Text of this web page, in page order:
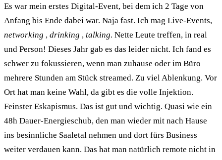
Es war mein erstes Digital-Event, bei dem ich 2 Tage von
Anfang bis Ende dabei war. Naja fast. Ich mag Live-Events,
networking , drinking , talking. Nette Leute treffen, in real
und Person! Dieses Jahr gab es das leider nicht. Ich fand es
schwer zu fokussieren, wenn man zuhause oder im Büro
mehrere Stunden am Stück streamed. Zu viel Ablenkung. Vor
Ort hat man keine Wahl, da gibt es die volle Injektion.
Feinster Eskapismus. Das ist gut und wichtig. Quasi wie ein
48h Dauer-Energieschub, den man wieder mit nach Hause
ins besinnliche Saaletal nehmen und dort fürs Business
weiter verdauen kann. Das hat man natürlich remote nicht in